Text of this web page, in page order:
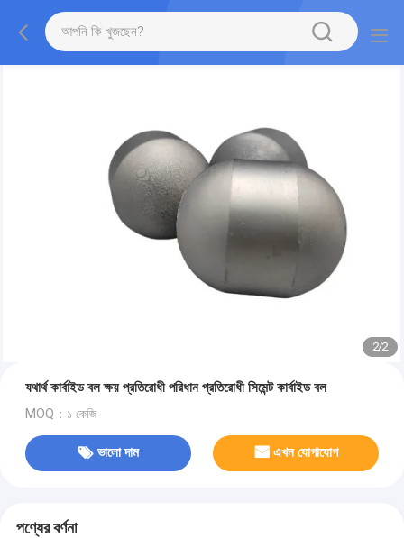
2/2
যথার্থ কার্বাইড বল ক্ষয় প্রতিরোধী পরিধান প্রতিরোধী সিমেন্ট কার্বাইড বল
MOQ：১ কেজি
ভালো দাম এখন যোগাযোগ
পণ্যের বর্ণনা